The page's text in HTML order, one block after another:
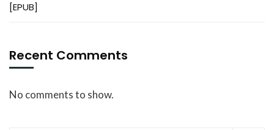
[EPUB]
Recent Comments
No comments to show.